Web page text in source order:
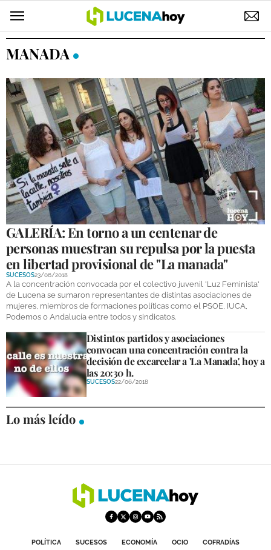
POLÍTICA
ELECCIONES
SUCESOS
ECONOMÍA
DESARROLLO LOCAL
LUCENA EMPRESAS
OCIO
COFRADÍAS
DEPORTES
COMPETICIONES
DEPORTE BASE
OPINIÓN
VENTANA CIUDADANA
CÓRDOBA
NECROLÓGICAS
MANADA
GALERÍA: En torno a un centenar de
personas muestran su repulsa por la puesta
en libertad provisional de "La manada"
SUCESOS23/06/2018
A la concentración convocada por el colectivo juvenil 'Luz Feminista'
de Lucena se sumaron representantes de distintas asociaciones de
mujeres, miembros de formaciones políticas como el PSOE, IUCA,
Podemos o Andalucía entre todos y sindicatos.
Distintos partidos y asociaciones
convocan una concentración contra la
decisión de excarcelar a 'La Manada', hoy a
las 20:30 h.
SUCESOS22/06/2018
Lo más leído
POLÍTICA SUCESOS ECONOMÍA OCIO
COFRADÍAS